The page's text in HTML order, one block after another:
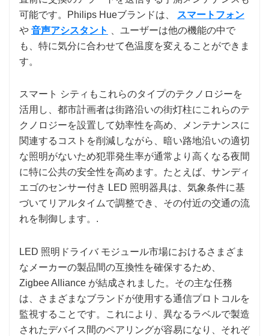
可能です。Philips Hueブランドは、
スマートフォン
や 音声アシスタント
、ユーザーは他の機能の中で
も、特に気分に合わせて色温度を変えることができま
す。
スマート シティもこれらのタイプのテクノロジーを
活用し、都市計画者は街路沿いの街灯柱にこれらのテ
クノロジーを設置して効率性を高め、メンテナンスに
関連するコストを削減しながら、暗い路地沿いの適切
な照明がないため犯罪発生率が通常より高くなる夜間
に特に公共の安全性を高めます。たとえば、サンディ
エゴのセンサー付き LED 照明器具は、気象条件に基
づいてリアルタイムで調整でき、その付近の交通の流
れを制御します。.
LED 照明ドライバ モジュール市場におけるさまざま
なメーカーの製品間の互換性を確保するため、
Zigbee Alliance が結成されました。その主な任務
は、さまざまなブランドが使用する通信プロトコルを
監視することです。これにより、異なるラベルで製造
されたデバイス間のペアリングが容易になり、それぞ